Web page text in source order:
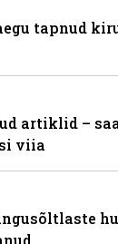
tapnud
artiklid –
viia